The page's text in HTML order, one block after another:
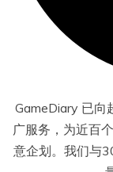
GameDiary 已向
广服务，为近百
意企划。我们与